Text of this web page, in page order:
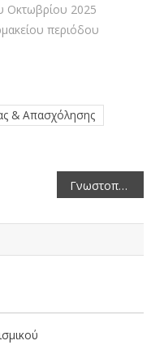
Οκτωβρίου 2025
περιόδου
& Απασχόλησης
Γνωστοποίηση Λειτουργίας μεταποιητικής επιχείρησης γουνοποιητικής δραστηριότητας και επεξεργασίας γουνοφόρων δερμάτων «ΠΕΤΡΟΣ ΣΤΕΦ. ΚΟΥΣΤΑΣ ΚΑΙ ΣΙΑ ΕΒΕΕ» (αρ. γνωστ. 1253897.001)